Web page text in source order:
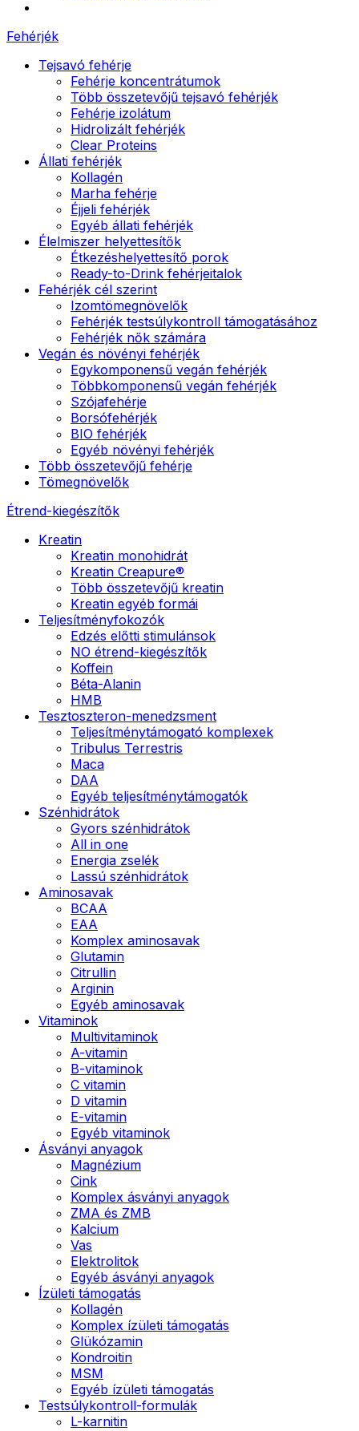
Fehérjék
Tejsavó fehérje
Fehérje koncentrátumok
Több összetevőjű tejsavó fehérjék
Fehérje izolátum
Hidrolizált fehérjék
Clear Proteins
Állati fehérjék
Kollagén
Marha fehérje
Éjjeli fehérjék
Egyéb állati fehérjék
Élelmiszer helyettesítők
Étkezéshelyettesítő porok
Ready-to-Drink fehérjeitalok
Fehérjék cél szerint
Izomtömegnövelők
Fehérjék testsúlykontroll támogatásához
Fehérjék nők számára
Vegán és növényi fehérjék
Egykomponensű vegán fehérjék
Többkomponensű vegán fehérjék
Szójafehérje
Borsófehérjék
BIO fehérjék
Egyéb növényi fehérjék
Több összetevőjű fehérje
Tömegnövelők
Étrend-kiegészítők
Kreatin
Kreatin monohidrát
Kreatin Creapure®
Több összetevőjű kreatin
Kreatin egyéb formái
Teljesítményfokozók
Edzés előtti stimulánsok
NO étrend-kiegészítők
Koffein
Béta-Alanin
HMB
Tesztoszteron-menedzsment
Teljesítménytámogató komplexek
Tribulus Terrestris
Maca
DAA
Egyéb teljesítménytámogatók
Szénhidrátok
Gyors szénhidrátok
All in one
Energia zselék
Lassú szénhidrátok
Aminosavak
BCAA
EAA
Komplex aminosavak
Glutamin
Citrullin
Arginin
Egyéb aminosavak
Vitaminok
Multivitaminok
A-vitamin
B-vitaminok
C vitamin
D vitamin
E-vitamin
Egyéb vitaminok
Ásványi anyagok
Magnézium
Cink
Komplex ásványi anyagok
ZMA és ZMB
Kalcium
Vas
Elektrolitok
Egyéb ásványi anyagok
Ízületi támogatás
Kollagén
Komplex ízületi támogatás
Glükózamin
Kondroitin
MSM
Egyéb ízületi támogatás
Testsúlykontroll-formulák
L-karnitin